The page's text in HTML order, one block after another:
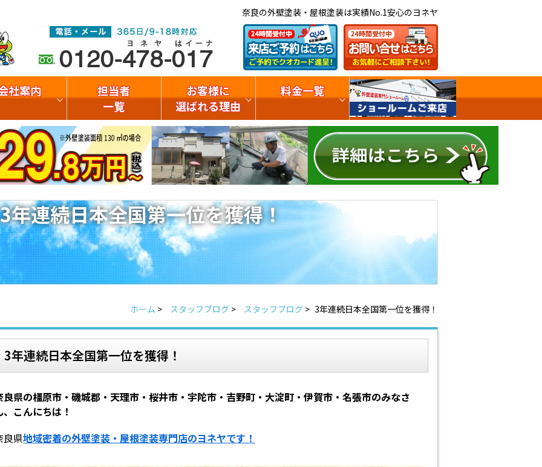
奈良の外壁塗装・屋根塗装は実績No.1安心のヨネヤ
社案内
担当者
一覧
お客様に
選ばれる理由
料金一覧
年連続日本全国第一位を獲得！
ホーム > スタッフブログ > スタッフブログ > 3年連続日本全国第一位を獲得！
3年連続日本全国第一位を獲得！
良県の橿原市・磯城郡・天理市・桜井市・宇陀市・吉野町・大淀町・伊賀市・名張市のみなさ
、こんにちは！
良県地域密着の外壁塗装・屋根塗装専門店のヨネヤです！